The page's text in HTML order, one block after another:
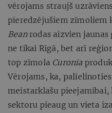
vērojams straujš
pieredzējušiem zīmoliem
Beanrodas aizvien jaunas
ne tikai Rīgā, bet arī
top zīmola Curonia
Vērojams, ka,
meistarklašu pieejamībai,
sektoru pieaug un vieta